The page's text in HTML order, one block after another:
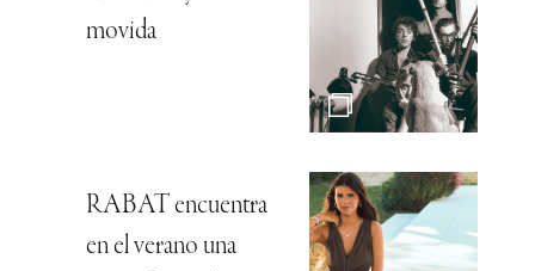
movida
RABAT encuentra
en el verano una